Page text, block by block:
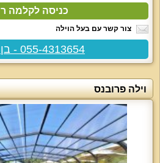
כניסה לקלמה
צור קשר עם בעל הוילה
055-4313654 - בן / דהאיש
וילה פרובנס